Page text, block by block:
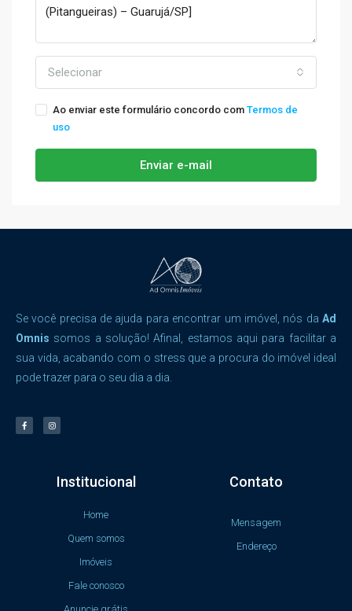
Selecionar
Ao enviar este formulário concordo com Termos de
uso
Enviar e-mail
Se você precisa de ajuda para encontrar um imóvel, nós da Ad
Omnis somos a solução! Afinal, estamos aqui para facilitar a
sua vida, acabando com o stress que a procura do imóvel ideal
pode trazer para o seu dia a dia.
Institucional
Home
Quem somos
Imóveis
Fale conosco
Contato
Mensagem
Endereço